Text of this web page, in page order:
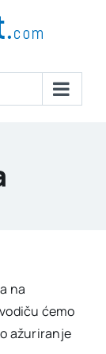
na
ćemo
ažuriranje